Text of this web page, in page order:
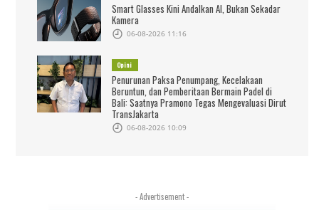
Smart Glasses Kini Andalkan AI, Bukan Sekadar
Kamera
06-08-2026 11:16
Opini
Penurunan Paksa Penumpang, Kecelakaan
Beruntun, dan Pemberitaan Bermain Padel di
Bali: Saatnya Pramono Tegas Mengevaluasi Dirut
TransJakarta
06-08-2026 10:09
- Advertisement -